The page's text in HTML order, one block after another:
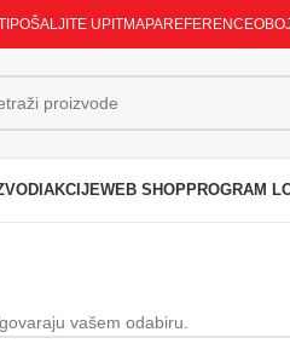
POŠALJITE UPITMAPAREFERENCE
AKCIJEWEB SHOPPROGRAM
vašem odabiru.